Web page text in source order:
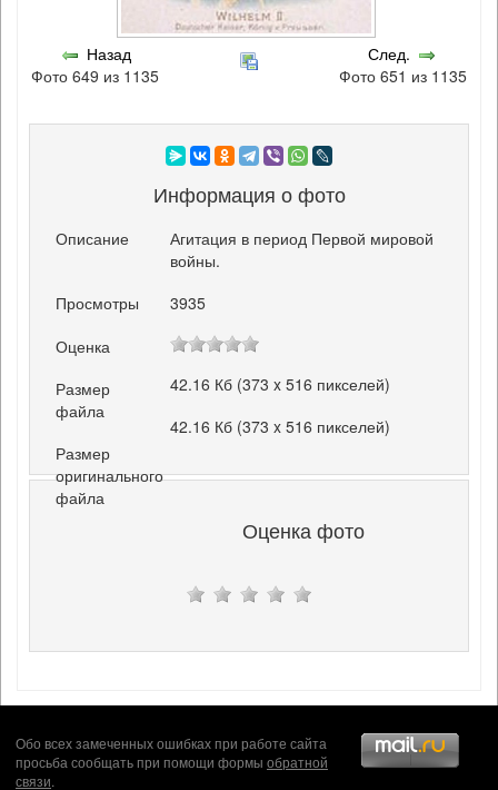
Назад
Фото 649 из 1135
След.
Фото 651 из 1135
Информация о фото
Описание
Агитация в период Первой мировой
войны.
Просмотры
3935
Оценка
Размер
файла
42.16 Кб (373 x 516 пикселей)
Размер
оригинального
файла
42.16 Кб (373 x 516 пикселей)
Оценка фото
Обо всех замеченных ошибках при работе сайта
просьба сообщать при помощи формы обратной
связи.